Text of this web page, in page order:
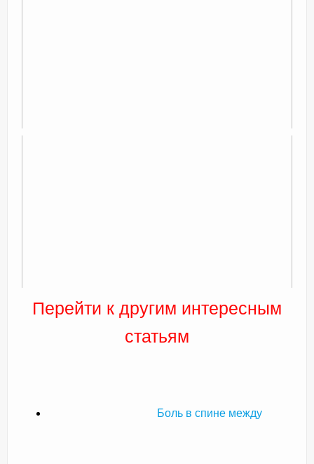
Перейти к другим интересным
статьям
Боль в спине между